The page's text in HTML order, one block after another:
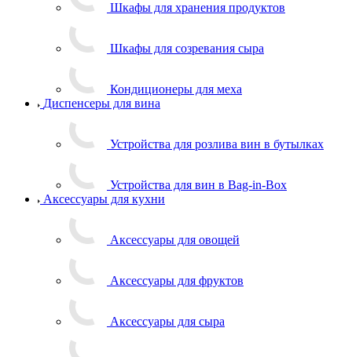
Шкафы для хранения продуктов
Шкафы для созревания сыра
Кондиционеры для меха
Диспенсеры для вина
Устройства для розлива вин в бутылках
Устройства для вин в Bag-in-Box
Аксессуары для кухни
Аксессуары для овощей
Аксессуары для фруктов
Аксессуары для сыра